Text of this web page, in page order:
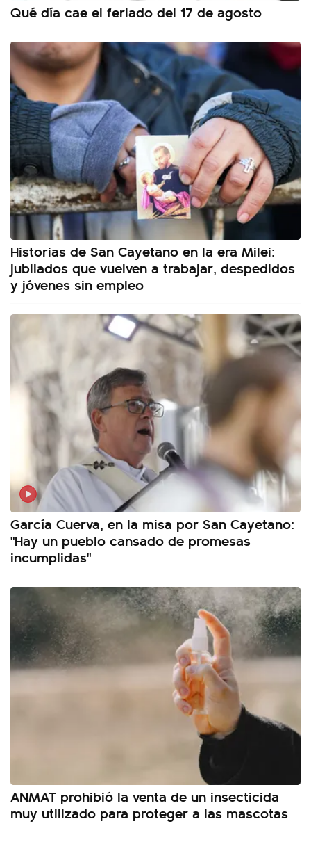
Qué día cae el feriado del 17 de agosto
Historias de San Cayetano en la era Milei:
jubilados que vuelven a trabajar, despedidos
y jóvenes sin empleo
García Cuerva, en la misa por San Cayetano:
"Hay un pueblo cansado de promesas
incumplidas"
ANMAT prohibió la venta de un insecticida
muy utilizado para proteger a las mascotas